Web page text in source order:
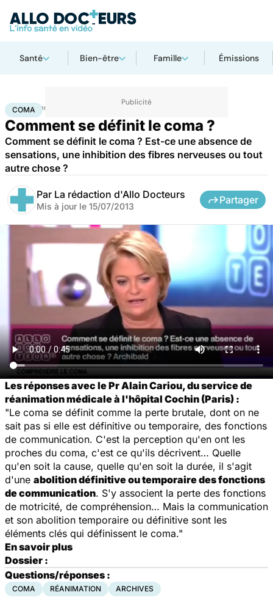
Santé Bien-être Famille Émissions
Accueil Santé
COMA
Comment se définit le coma ?
Comment se définit le coma ? Est-ce une absence de
sensations, une inhibition des fibres nerveuses ou tout
autre chose ?
Par La rédaction d'Allo Docteurs
Mis à jour le 15/07/2013
Partager
Les réponses avec le Pr Alain Cariou, du service de
réanimation médicale à l'hôpital Cochin (Paris) :
"Le coma se définit comme la perte brutale, dont on ne
sait pas si elle est définitive ou temporaire, des fonctions
de communication. C'est la perception qu'en ont les
proches du coma, c'est ce qu'ils décrivent… Quelle
qu'en soit la cause, quelle qu'en soit la durée, il s'agit
d'une abolition définitive ou temporaire des fonctions
de communication. S'y associent la perte des fonctions
de motricité, de compréhension… Mais la communication
et son abolition temporaire ou définitive sont les
éléments clés qui définissent le coma."
En savoir plus
Dossier :
Questions/réponses :
COMA RÉANIMATION ARCHIVES